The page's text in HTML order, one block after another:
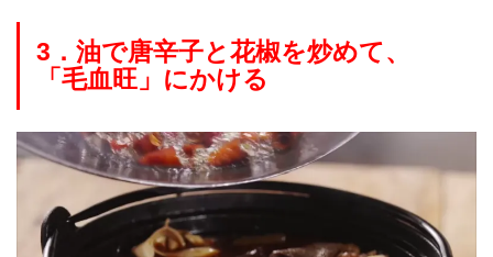
3．油で唐辛子と花椒を炒めて、
「毛血旺」にかける